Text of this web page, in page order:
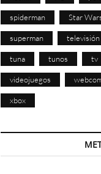
spiderman Star
superman televisión
tuna tunos tv
videojuegos
xbox